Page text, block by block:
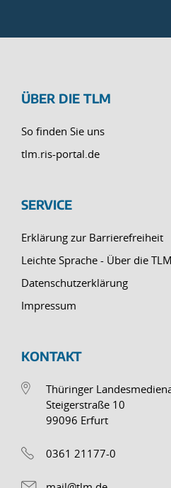
ÜBER DIE TLM
So finden Sie uns
tlm.ris-portal.de
SERVICE
Erklärung zur Barrierefreiheit
Leichte Sprache - Über die TLM
Datenschutzerklärung
Impressum
KONTAKT
Thüringer
Steigerstraße 10
99096 Erfurt
0361 21177-0